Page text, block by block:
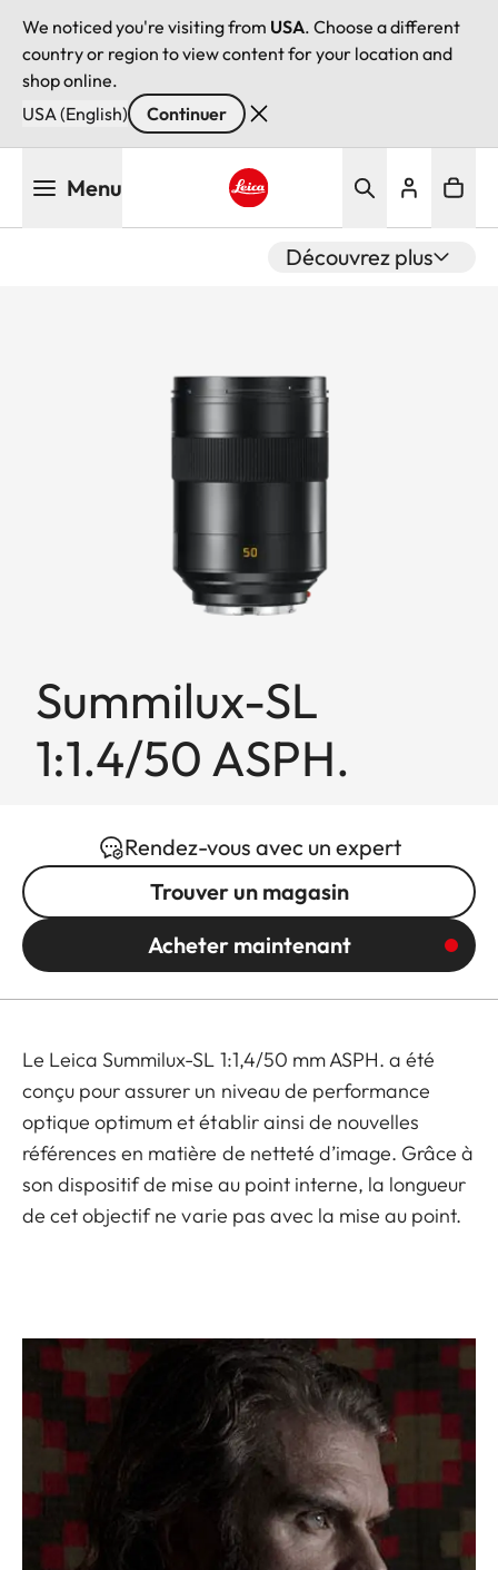
We noticed you're visiting from USA. Choose a different
country or region to view content for your location and
shop online.
USA (English)
Continuer
Menu
Découvrez plus
Summilux-SL
1:1.4/50 ASPH.
Rendez-vous avec un expert
Trouver un magasin
Acheter maintenant
Le Leica Summilux-SL 1:1,4/50 mm ASPH. a été
conçu pour assurer un niveau de performance
optique optimum et établir ainsi de nouvelles
références en matière de netteté d’image. Grâce à
son dispositif de mise au point interne, la longueur
de cet objectif ne varie pas avec la mise au point.